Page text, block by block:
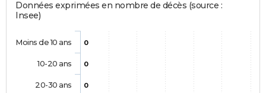
Données exprimées en nombre de décès (source :
Insee)
0
0
0
Moins de 10 ans
10-20 ans
20-30 ans